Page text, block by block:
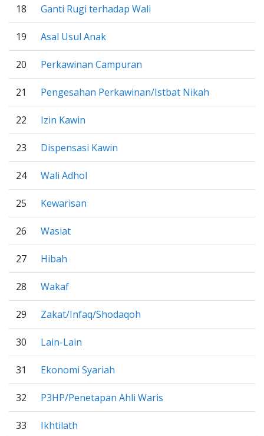
18 Ganti Rugi terhadap Wali
19 Asal Usul Anak
20 Perkawinan Campuran
21 Pengesahan Perkawinan/Istbat Nikah
22 Izin Kawin
23 Dispensasi Kawin
24 Wali Adhol
25 Kewarisan
26 Wasiat
27 Hibah
28 Wakaf
29 Zakat/Infaq/Shodaqoh
30 Lain-Lain
31 Ekonomi Syariah
32 P3HP/Penetapan Ahli Waris
33 Ikhtilath